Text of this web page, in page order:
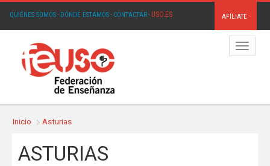
QUIÉNES SOMOS· DÓNDE ESTAMOS· CONTACTAR· USO.ES AFÍLIATE
Menú
Inicio Asturias
ASTURIAS